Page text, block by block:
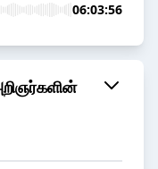
06:03:56